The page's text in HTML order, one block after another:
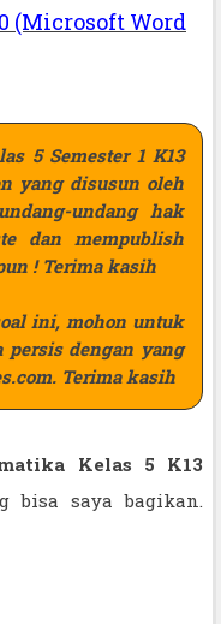
(Microsoft Word
5 Semester 1 K13
yang disusun oleh
undang hak
dan mempublish
! Terima kasih
ini, mohon untuk
dengan yang
Terima kasih
Kelas 5 K13
bisa saya bagikan.